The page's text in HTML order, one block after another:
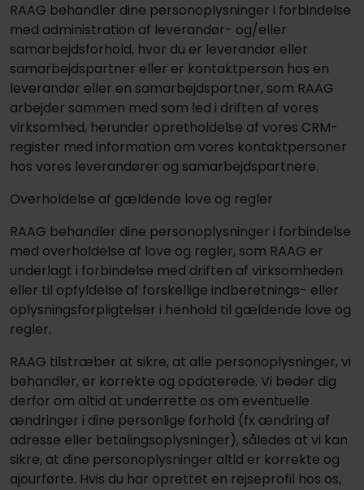
RAAG behandler dine personoplysninger i forbindelse
med administration af leverandør- og/eller
samarbejdsforhold, hvor du er leverandør eller
samarbejdspartner eller er kontaktperson hos en
leverandør eller en samarbejdspartner, som RAAG
arbejder sammen med som led i driften af vores
virksomhed, herunder opretholdelse af vores CRM-
register med information om vores kontaktpersoner
hos vores leverandører og samarbejdspartnere.
Overholdelse af gældende love og regler
RAAG behandler dine personoplysninger i forbindelse
med overholdelse af love og regler, som RAAG er
underlagt i forbindelse med driften af virksomheden
eller til opfyldelse af forskellige indberetnings- eller
oplysningsforpligtelser i henhold til gældende love og
regler.
RAAG tilstræber at sikre, at alle personoplysninger, vi
behandler, er korrekte og opdaterede. Vi beder dig
derfor om altid at underrette os om eventuelle
ændringer i dine personlige forhold (fx ændring af
adresse eller betalingsoplysninger), således at vi kan
sikre, at dine personoplysninger altid er korrekte og
ajourførte. Hvis du har oprettet en rejseprofil hos os,